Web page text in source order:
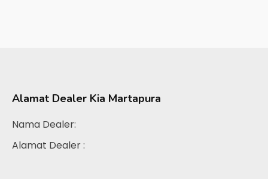
Alamat Dealer Kia Martapura
Nama Dealer:
Alamat Dealer :